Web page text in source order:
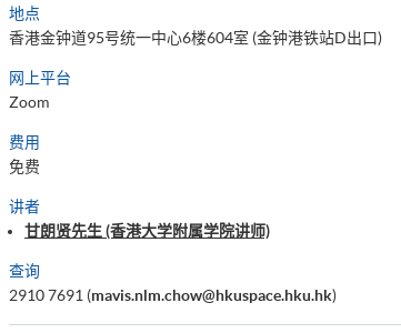
地点
香港金钟道95号统一中心6楼604室 (金钟港铁站D出口)
网上平台
Zoom
费用
免费
讲者
甘朗贤先生 (香港大学附属学院讲师)
查询
2910 7691 (mavis.nlm.chow@hkuspace.hku.hk)